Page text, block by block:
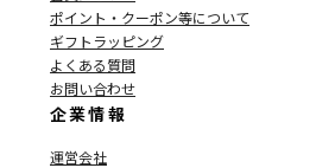
ポイント・クーポン等について
ギフトラッピング
よくある質問
お問い合わせ
企業情報
運営会社